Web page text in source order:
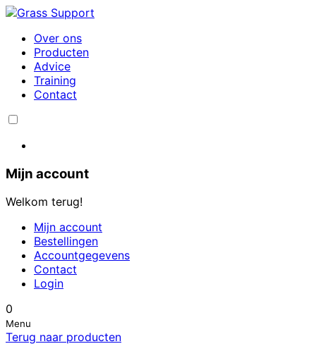
Over ons
Producten
Advice
Training
Contact
Mijn account
Welkom terug!
Mijn account
Bestellingen
Accountgegevens
Contact
Login
0
Menu
Terug naar producten